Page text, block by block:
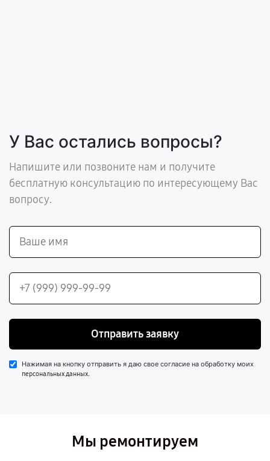
У Вас остались вопросы?
Напишите или позвоните нам и получите
бесплатную консультацию по интересующему Вас
вопросу.
Отправить заявку
Нажимая на кнопку отправить я даю свое согласие на обработку моих
персональных данных.
Мы ремонтируем